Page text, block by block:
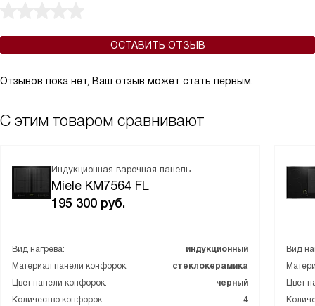
ОСТАВИТЬ ОТЗЫВ
Отзывов пока нет, Ваш отзыв может стать первым.
С этим товаром сравнивают
Индукционная варочная панель
Miele KM7564 FL
195 300 руб.
Вид нагрева:
индукционный
Материал панели конфорок:
стеклокерамика
Цвет панели конфорок:
черный
Количество конфорок:
4
Вид
Цвет